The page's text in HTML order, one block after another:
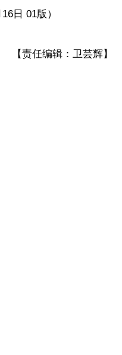
日 01版）
【责任编辑：卫芸辉】